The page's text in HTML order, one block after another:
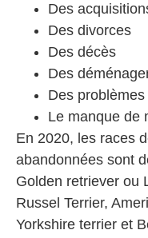
Des
Des divorces
Des décès
Des
Des
Le manque de
En 2020, les races
abandonnées sont
Golden retriever ou
Russel Terrier,
Yorkshire terrier et